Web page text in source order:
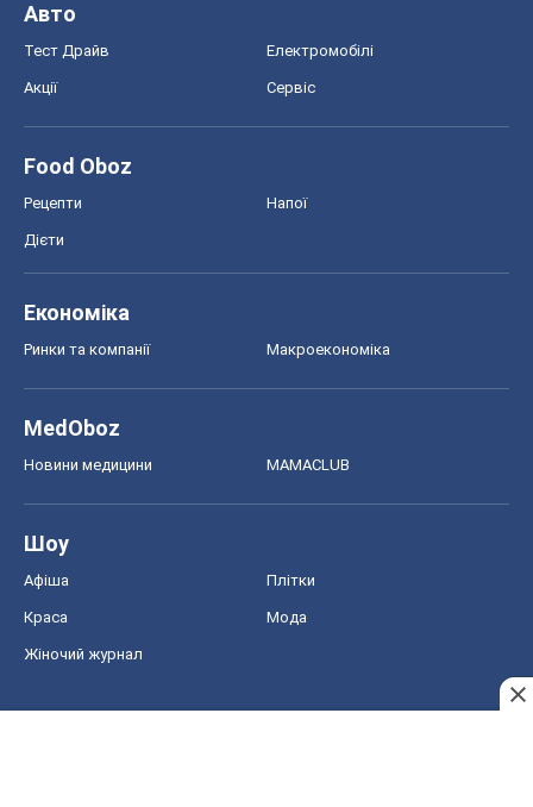
Авто
Тест Драйв Електромобілі
Акції Сервіс
Food Oboz
Рецепти Напої
Дієти
Економіка
Ринки та компанії Макроекономіка
MedOboz
Новини медицини MAMACLUB
Шоу
Афіша Плітки
Краса Мода
Жіночий журнал